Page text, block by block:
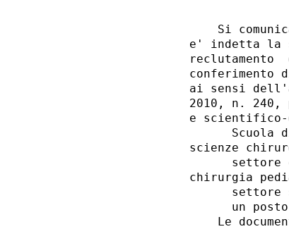
Si
e' indetta la
reclutamento
ai sensi
2010, n.
e
Scuola
scienze
settore
chirurgia
settore
un
Le